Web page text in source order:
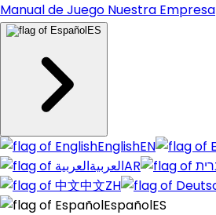
Manual de Juego Nuestra Empresa
ES
EnglishEN
العربيةAR
中文ZH
EspañolES